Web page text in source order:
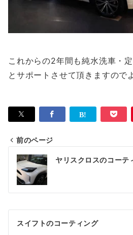
これからの2年間も純水洗車・
とサポートさせて頂きますので
投
稿
ナ
ビ
ゲ
前のページ
ヤリスクロスのコーテ
スイフトのコーティング